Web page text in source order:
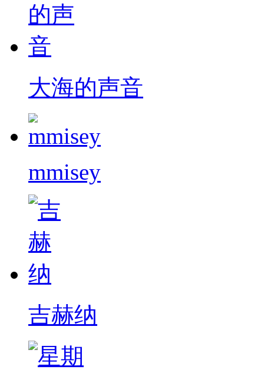
大海的声音
mmisey
吉赫纳